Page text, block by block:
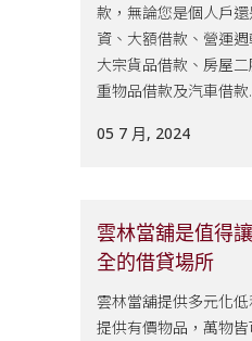
款，無論您是個人戶
資、大額借款、營運
大宗貨品借款、房屋
重物品借款及汽車借款
05 7 月, 2024
雲林當舖是值得
全的借貸場所
雲林當舖提供多元化
提供有價物品，萬物